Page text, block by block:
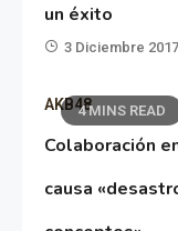
un éxito
3 Diciembre 2017
4 MINS READ
AKB48
Colaboración
causa